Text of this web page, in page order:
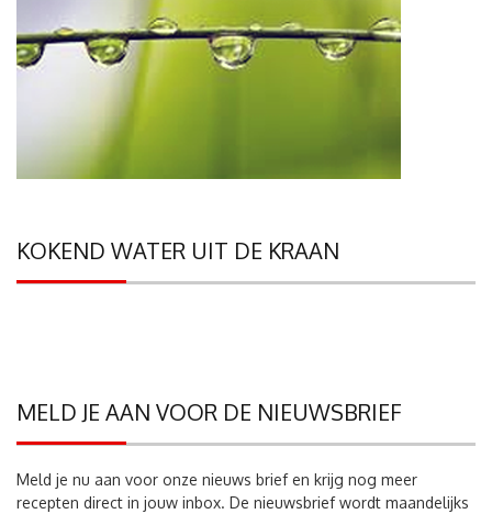
KOKEND WATER UIT DE KRAAN
MELD JE AAN VOOR DE NIEUWSBRIEF
Meld je nu aan voor onze nieuws brief en krijg nog meer
recepten direct in jouw inbox. De nieuwsbrief wordt maandelijks